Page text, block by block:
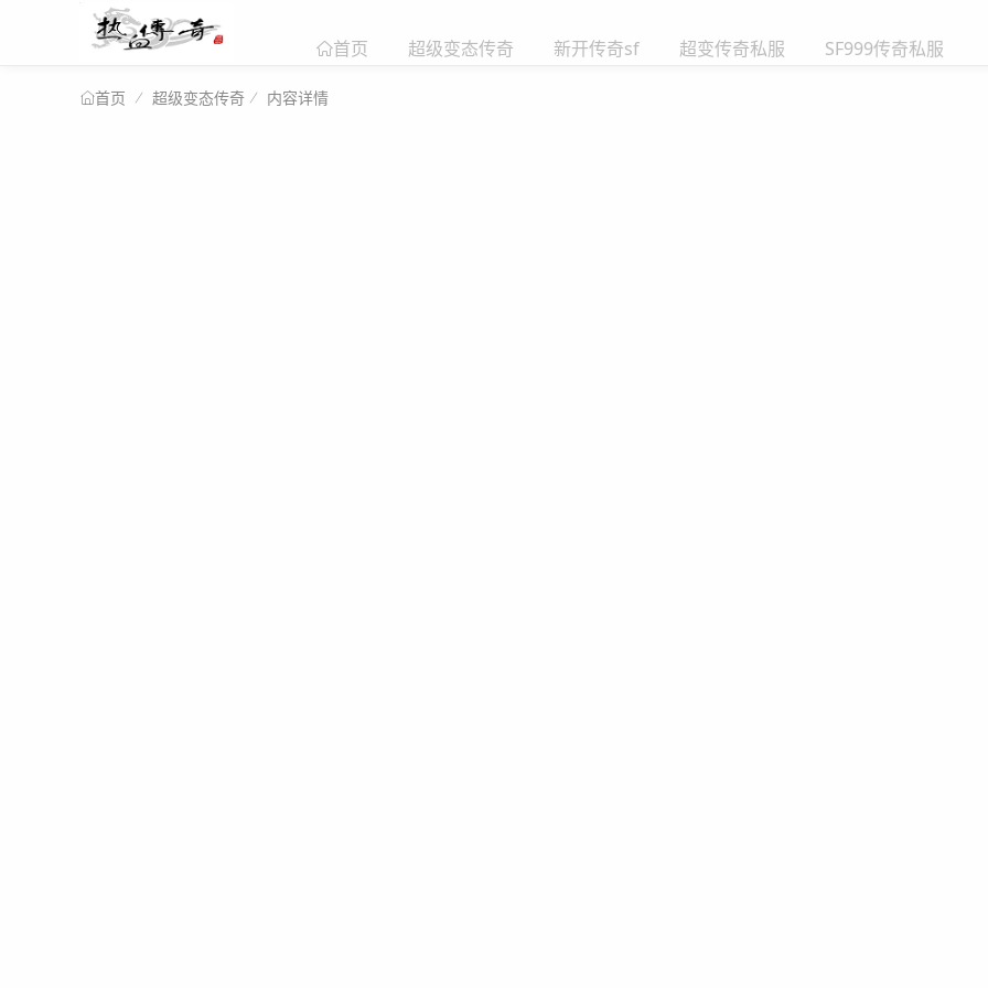
首页 超级变态传奇 新开传奇sf 超变传奇私服 SF999传奇私服
首页 超级变态传奇 内容详情